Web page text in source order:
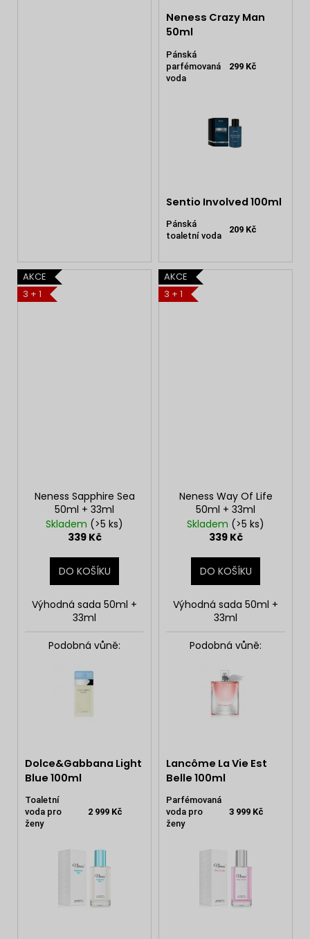
Neness Crazy Man
50ml
Pánská
parfémovaná
voda
299 Kč
Sentio Involved 100ml
Pánská
toaletní voda
209 Kč
AKCE
3 + 1
Neness Sapphire Sea
50ml + 33ml
Skladem (>5 ks)
339 Kč
DO KOŠÍKU
Výhodná sada 50ml +
33ml
Podobná vůně:
Dolce&Gabbana Light
Blue 100ml
Toaletní
voda pro
ženy
2 999 Kč
AKCE
3 + 1
Neness Way Of Life
50ml + 33ml
Skladem (>5 ks)
339 Kč
DO KOŠÍKU
Výhodná sada 50ml +
33ml
Podobná vůně:
Lancôme La Vie Est
Belle 100ml
Parfémovaná
voda pro
ženy
3 999 Kč